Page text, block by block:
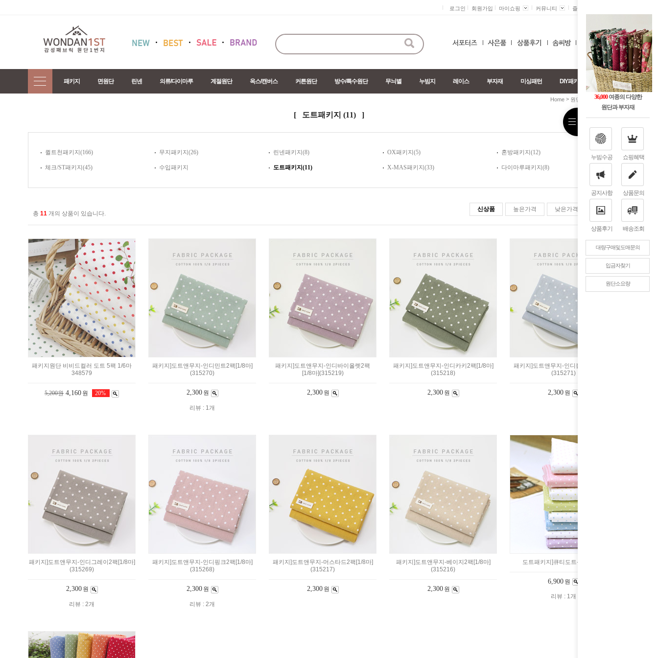
36,000여종의 다양한
원단과 부자재
누빔수공 쇼핑혜택
공지사항 상품문의
상품후기 배송조회
대량구매및도매문의
입금자찾기
원단소요량
로그인 회원가입 마이쇼핑 커뮤니티 즐겨찾기 +
0
패키지 면원단 린넨 의류/다이마루 계절원단 옥스/캔버스 커튼원단 방수/특수원단 무늬별 누빔지 레이스 부자재 미싱패턴 DIY패키지
Home > 원단패키지>도트패키지
[ 도트패키지 (11) ]
퀼트천패키지(166) 무지패키지(26) 린넨패키지(8) OX패키지(5) 혼방패키지(12)
체크/ST패키지(45) 수입패키지 도트패키지(11) X-MAS패키지(33) 다이마루패키지(8)
총 11 개의 상품이 있습니다.
신상품 높은가격 낮은가격 판매순위
패키지원단 비비드컬러 도트 5팩 1/6마
348579
5,200원 4,160 원 20%
패키지]도트앤무지-인디민트2팩[1/8마]
(315270)
2,300 원
리뷰 : 1개
패키지]도트앤무지-인디바이올렛2팩
[1/8마](315219)
2,300 원
패키지]도트앤무지-인디카키2팩[1/8마]
(315218)
2,300 원
패키지]도트앤무지-인디블루2팩[1/8마]
(315271)
2,300 원
패키지]도트앤무지-인디그레이2팩[1/8마]
(315269)
2,300 원
리뷰 : 2개
패키지]도트앤무지-인디핑크2팩[1/8마]
(315268)
2,300 원
리뷰 : 2개
패키지]도트앤무지-머스타드2팩[1/8마]
(315217)
2,300 원
패키지]도트앤무지-베이지2팩[1/8마]
(315216)
2,300 원
도트패키지]큐티도트-8팩[1/8마]
6,900 원
리뷰 : 1개